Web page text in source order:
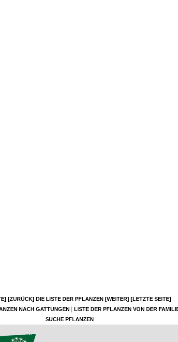
[ZURÜCK] DIE LISTE DER PFLANZEN [WEITER] [LETZTE SEITE]
NACH GATTUNGEN
LISTE DER PFLANZEN VON DER
SUCHE PFLANZEN